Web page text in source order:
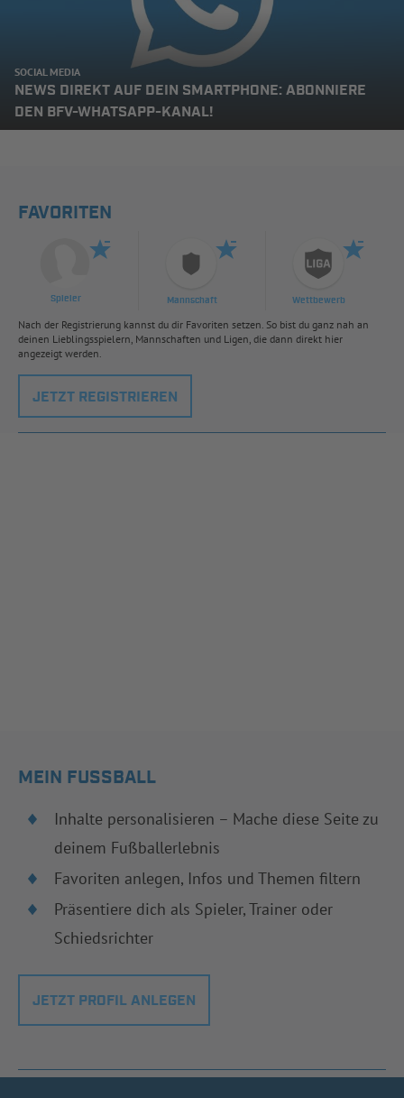
SOCIAL MEDIA
NEWS DIREKT AUF DEIN SMARTPHONE: ABONNIERE
DEN BFV-WHATSAPP-KANAL!
FAVORITEN
Spieler Mannschaft Wettbewerb
Nach der Registrierung kannst du dir Favoriten setzen. So bist du ganz nah an
deinen Lieblingsspielern, Mannschaften und Ligen, die dann direkt hier
angezeigt werden.
JETZT REGISTRIEREN
MEIN FUSSBALL
Inhalte personalisieren – Mache diese Seite zu
deinem Fußballerlebnis
Favoriten anlegen, Infos und Themen filtern
Präsentiere dich als Spieler, Trainer oder
Schiedsrichter
JETZT PROFIL ANLEGEN